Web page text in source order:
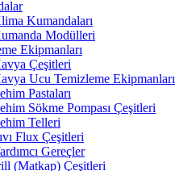
Kumandaları
Modülleri
Ekipmanları
Çeşitleri
Ucu Temizleme Ekipmanları
Pastaları
Sökme Pompası Çeşitleri
Telleri
Flux Çeşitleri
Gereçler
(Matkap) Çeşitleri